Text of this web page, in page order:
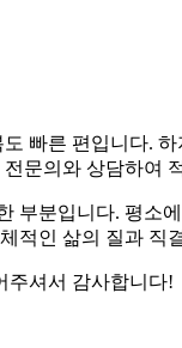
빠른 편입니다.
문의와 상담하여
부분입니다. 평소
적인 삶의 질과 직
주셔서 감사합니다!